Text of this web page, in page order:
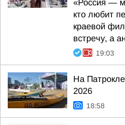
«Россия —
кто любит
краевой
встречу, а
19:03
На
2026
18:58